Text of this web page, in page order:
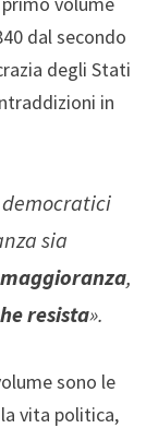
dal secondo
degli Stati
in
democratici
sia
,
resista».
sono le
vita politica,